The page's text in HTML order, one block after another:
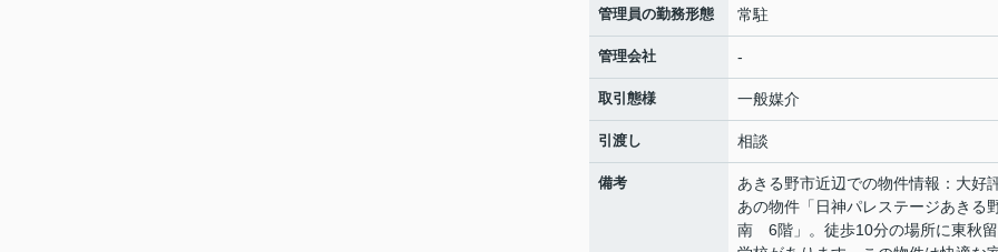
管理員の勤務形態 常駐
管理会社 -
取引態様 一般媒介
引渡し 相談
備考
あきる野市近辺での物件情報：大好
あの物件「日神パレステージあきる
南 6階」。徒歩10分の場所に東秋